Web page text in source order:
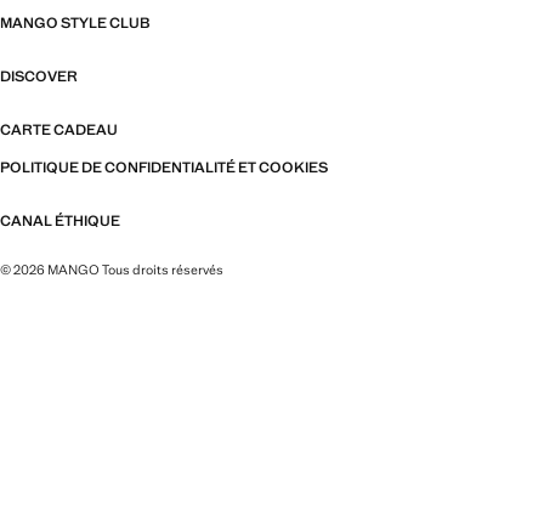
MANGO STYLE CLUB
DISCOVER
CARTE CADEAU
POLITIQUE DE CONFIDENTIALITÉ ET COOKIES
CANAL ÉTHIQUE
© 2026 MANGO Tous droits réservés